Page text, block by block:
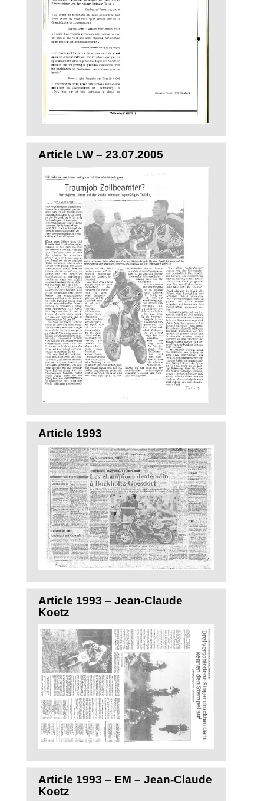
Article LW – 23.07.2005
Article 1993
Article 1993 – Jean-Claude
Koetz
Article 1993 – EM – Jean-Claude
Koetz